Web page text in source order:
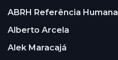
ABRH Referência Humana
Alberto Arcela
Alek Maracajá